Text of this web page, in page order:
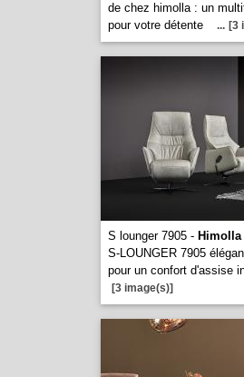
de chez himolla : un
pour votre détente
... [3
S lounger 7905 - Himolla
S-LOUNGER 7905
pour un confort d'assise
[3 image(s)]